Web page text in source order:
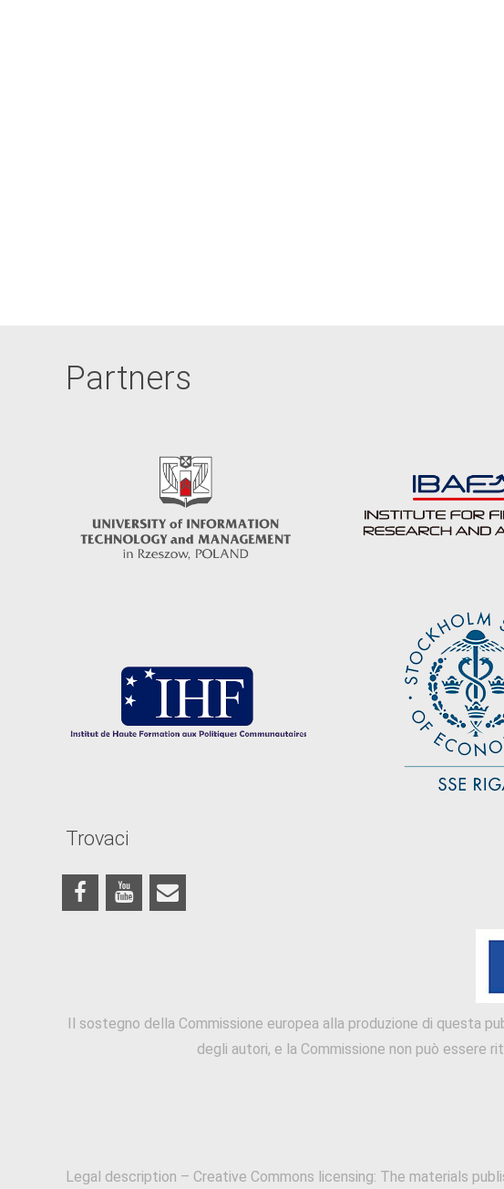
Partners
Trovaci
Il sostegno della Commissione europea alla produzione di questa
degli autori, e la Commissione non può essere
Legal description – Creative Commons licensing: The materials